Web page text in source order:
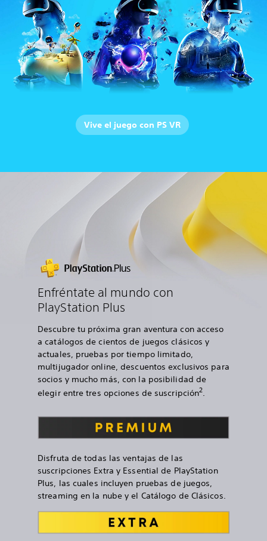
Vive el juego con PS VR
Enfréntate al mundo con
PlayStation Plus
Descubre tu próxima gran aventura con acceso
a catálogos de cientos de juegos clásicos y
actuales, pruebas por tiempo limitado,
multijugador online, descuentos exclusivos para
socios y mucho más, con la posibilidad de
elegir entre tres opciones de suscripción2
Disfruta de todas las ventajas de las
suscripciones Extra y Essential de PlayStation
Plus, las cuales incluyen pruebas de juegos,
streaming en la nube y el Catálogo de Clásicos.